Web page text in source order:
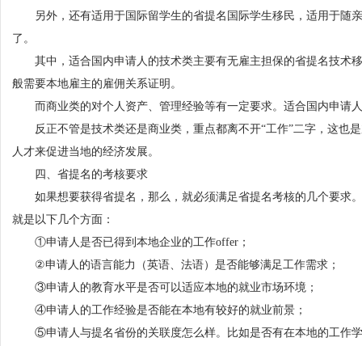
另外，还有适用于国际留学生的省提名国际学生移民，适用于随
了。
其中，适合国内申请人的技术类主要有无雇主担保的省提名技术
般需要本地雇主的雇佣关系证明。
而商业类的对个人资产、管理经验等有一定要求。适合国内申请
反正不管是技术类还是商业类，重点都离不开“工作”二字，这也
人才来促进当地的经济发展。
四、省提名的考核要求
如果想要获得省提名，那么，就必须满足省提名考核的几个要求
就是以下几个方面：
①申请人是否已得到本地企业的工作offer；
②申请人的语言能力（英语、法语）是否能够满足工作需求；
③申请人的教育水平是否可以适应本地的就业市场环境；
④申请人的工作经验是否能在本地有较好的就业前景；
⑤申请人与提名省份的关联度怎么样。比如是否有在本地的工作学